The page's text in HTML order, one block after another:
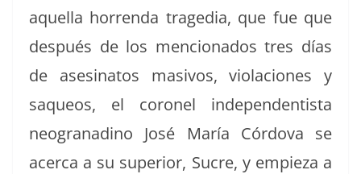
aque­l­la hor­ren­da trage­dia, que fue que
después de los men­ciona­dos tres días
de asesinatos masivos, vio­la­ciones y
saque­os, el coro­nel inde­pen­den­tista
neogranadi­no José María Cór­do­va se
acer­ca a su supe­ri­or, Sucre, y empieza a